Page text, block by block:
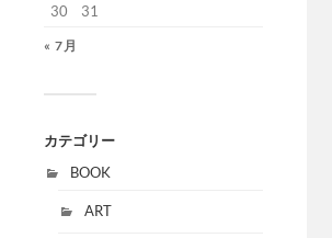
30
31
« 7月
カテゴリー
BOOK
ART